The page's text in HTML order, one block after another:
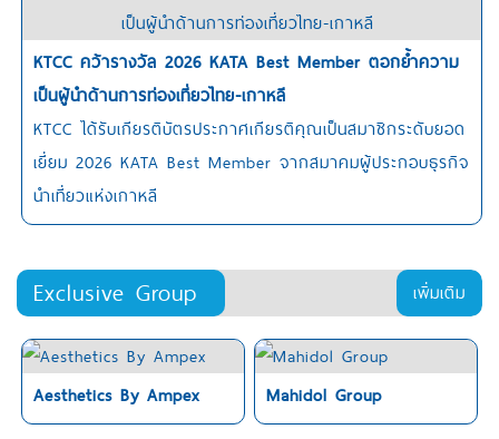
KTCC คว้ารางวัล 2026 KATA Best Member ตอกย้ำความ
เป็นผู้นำด้านการท่องเที่ยวไทย-เกาหลี
KTCC ได้รับเกียรติบัตรประกาศเกียรติคุณเป็นสมาชิกระดับยอด
เยี่ยม 2026 KATA Best Member จากสมาคมผู้ประกอบธุรกิจ
นำเที่ยวแห่งเกาหลี
Exclusive Group เพิ่มเติม
Aesthetics By Ampex Mahidol Group